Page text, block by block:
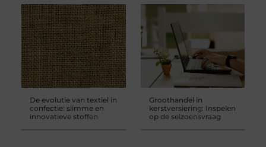
De evolutie van textiel in
confectie: slimme en
innovatieve stoffen
Groothandel in
kerstversiering: Inspelen
op de seizoensvraag